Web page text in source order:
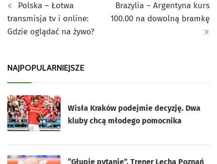
Polska – Łotwa
transmisja tv i online:
Gdzie oglądać na żywo?
Brazylia – Argentyna kurs
100.00 na dowolną bramkę
NAJPOPULARNIEJSZE
Wisła Kraków podejmie decyzję. Dwa
kluby chcą młodego pomocnika
“Głupie pytanie”. Trener Lecha Poznań